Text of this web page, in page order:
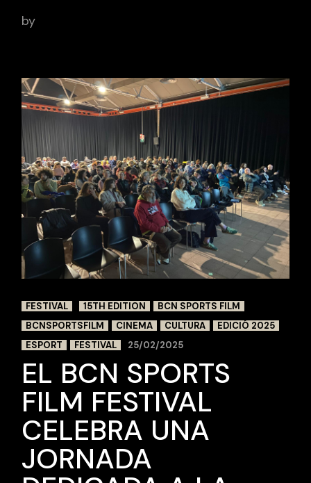
by
FESTIVAL 15TH EDITION
BCN SPORTS FILM
BCNSPORTSFILM
CINEMA CULTURA
EDICIÓ 2025
ESPORT
FESTIVAL 25/02/2025
EL BCN SPORTS
FILM FESTIVAL
CELEBRA UNA
JORNADA